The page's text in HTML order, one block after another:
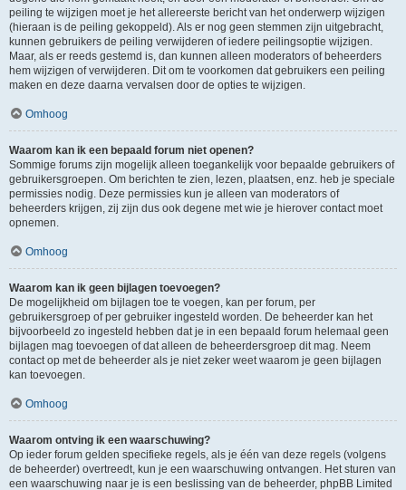
peiling te wijzigen moet je het allereerste bericht van het onderwerp wijzigen
(hieraan is de peiling gekoppeld). Als er nog geen stemmen zijn uitgebracht,
kunnen gebruikers de peiling verwijderen of iedere peilingsoptie wijzigen.
Maar, als er reeds gestemd is, dan kunnen alleen moderators of beheerders
hem wijzigen of verwijderen. Dit om te voorkomen dat gebruikers een peiling
maken en deze daarna vervalsen door de opties te wijzigen.
Omhoog
Waarom kan ik een bepaald forum niet openen?
Sommige forums zijn mogelijk alleen toegankelijk voor bepaalde gebruikers of
gebruikersgroepen. Om berichten te zien, lezen, plaatsen, enz. heb je speciale
permissies nodig. Deze permissies kun je alleen van moderators of
beheerders krijgen, zij zijn dus ook degene met wie je hierover contact moet
opnemen.
Omhoog
Waarom kan ik geen bijlagen toevoegen?
De mogelijkheid om bijlagen toe te voegen, kan per forum, per
gebruikersgroep of per gebruiker ingesteld worden. De beheerder kan het
bijvoorbeeld zo ingesteld hebben dat je in een bepaald forum helemaal geen
bijlagen mag toevoegen of dat alleen de beheerdersgroep dit mag. Neem
contact op met de beheerder als je niet zeker weet waarom je geen bijlagen
kan toevoegen.
Omhoog
Waarom ontving ik een waarschuwing?
Op ieder forum gelden specifieke regels, als je één van deze regels (volgens
de beheerder) overtreedt, kun je een waarschuwing ontvangen. Het sturen van
een waarschuwing naar je is een beslissing van de beheerder, phpBB Limited